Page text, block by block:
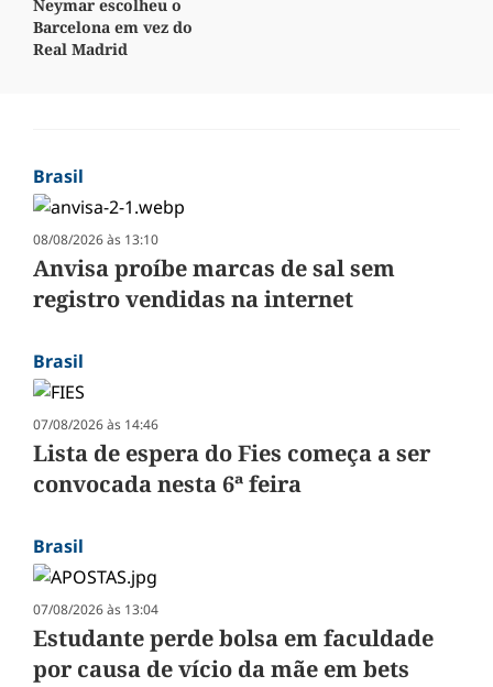
Neymar escolheu o
Barcelona em vez do
Real Madrid
Brasil
08/08/2026 às 13:10
Anvisa proíbe marcas de sal sem
registro vendidas na internet
Brasil
07/08/2026 às 14:46
Lista de espera do Fies começa a ser
convocada nesta 6ª feira
Brasil
07/08/2026 às 13:04
Estudante perde bolsa em faculdade
por causa de vício da mãe em bets